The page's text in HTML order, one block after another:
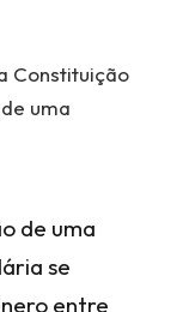
Constituição
uma
de uma
se
entre